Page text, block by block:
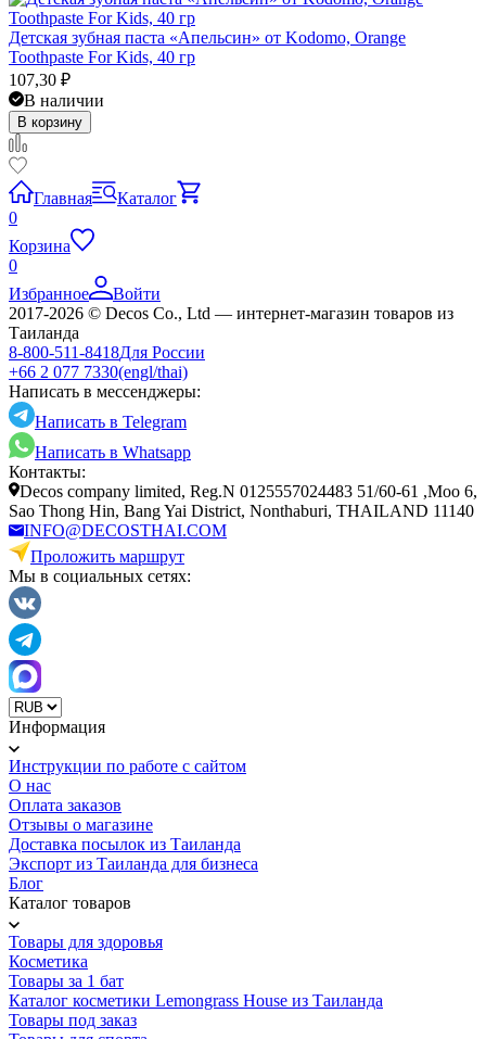
Детская зубная паста «Апельсин» от Kodomo, Orange
Toothpaste For Kids, 40 гр
107,30 ₽
В наличии
В корзину
Главная
Каталог
0
Корзина
0
Избранное
Войти
2017-2026 © Decos Co., Ltd — интернет-магазин товаров из
Таиланда
8-800-511-8418Для России
+66 2 077 7330(engl/thai)
Написать в мессенджеры:
Написать в Telegram
Написать в Whatsapp
Контакты:
Decos company limited, Reg.N 0125557024483 51/60-61 ,Moo 6,
Sao Thong Hin, Bang Yai District, Nonthaburi, THAILAND 11140
INFO@DECOSTHAI.COM
Проложить маршрут
Мы в социальных сетях:
Информация
Инструкции по работе с сайтом
О нас
Оплата заказов
Отзывы о магазине
Доставка посылок из Таиланда
Экспорт из Таиланда для бизнеса
Блог
Каталог товаров
Товары для здоровья
Косметика
Товары за 1 бат
Каталог косметики Lemongrass House из Таиланда
Товары под заказ